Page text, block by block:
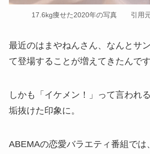
17.6kg痩せた2020年の写真 引用
最近のはまやねんさん、なんとサ
て登場することが増えてきたんです
しかも「イケメン！」って言われ
垢抜けた印象に。
ABEMAの恋愛バラエティ番組では